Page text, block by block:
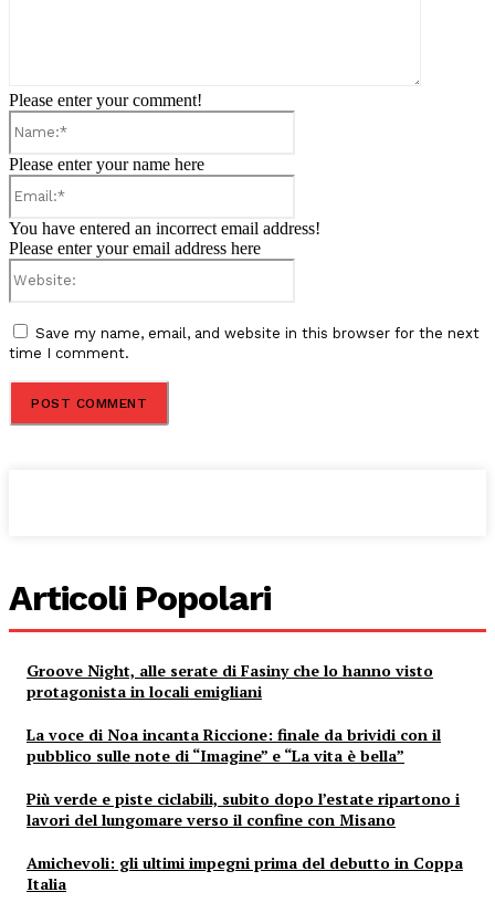
Please enter your comment!
Please enter your name here
You have entered an incorrect email address!
Please enter your email address here
Save my name, email, and website in this browser for the next
time I comment.
Articoli Popolari
Groove Night, alle serate di Fasiny che lo hanno visto
protagonista in locali emigliani
La voce di Noa incanta Riccione: finale da brividi con il
pubblico sulle note di “Imagine” e “La vita è bella”
Più verde e piste ciclabili, subito dopo l’estate ripartono i
lavori del lungomare verso il confine con Misano
Amichevoli: gli ultimi impegni prima del debutto in Coppa
Italia